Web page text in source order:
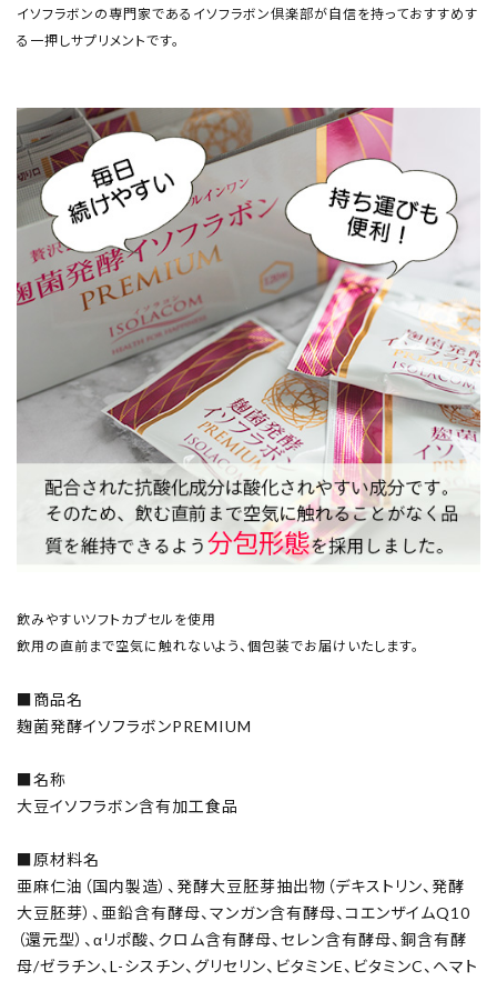
イソフラボンの専門家であるイソフラボン倶楽部が自信を持っておすすめす
る一押しサプリメントです。
飲みやすいソフトカプセルを使用
飲用の直前まで空気に触れないよう、個包装でお届けいたします。
■商品名
麹菌発酵イソフラボンPREMIUM
■名称
大豆イソフラボン含有加工食品
■原材料名
亜麻仁油（国内製造）、発酵大豆胚芽抽出物（デキストリン、発酵
大豆胚芽）、亜鉛含有酵母、マンガン含有酵母、コエンザイムQ10
（還元型）、αリポ酸、クロム含有酵母、セレン含有酵母、銅含有酵
母/ゼラチン、L-シスチン、グリセリン、ビタミンE、ビタミンC、ヘマト